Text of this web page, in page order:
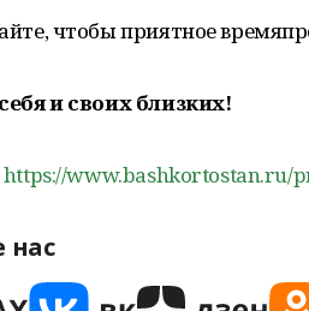
чтобы приятное
и своих близких!
https://www.bashkortostan.ru/
нас